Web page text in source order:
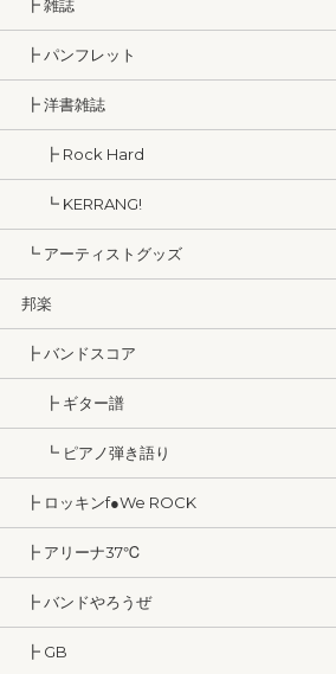
┣ 雑誌
┣ パンフレット
┣ 洋書雑誌
┣ Rock Hard
┗ KERRANG!
┗ アーティストグッズ
邦楽
┣ バンドスコア
┣ ギター譜
┗ ピアノ弾き語り
┣ ロッキンf●We ROCK
┣ アリーナ37℃
┣ バンドやろうぜ
┣ GB